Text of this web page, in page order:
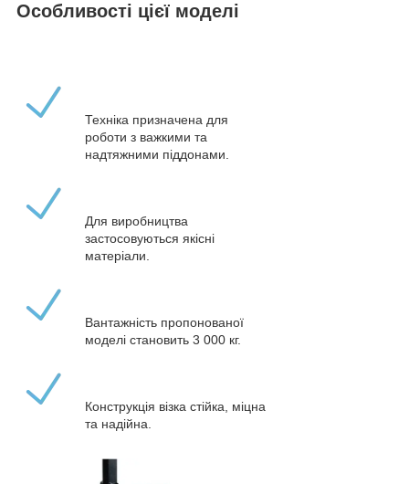
Особливості цієї моделі
Техніка призначена для
роботи з важкими та
надтяжними піддонами.
Для виробництва
застосовуються якісні
матеріали.
Вантажність пропонованої
моделі становить 3 000 кг.
Конструкція візка стійка, міцна
та надійна.